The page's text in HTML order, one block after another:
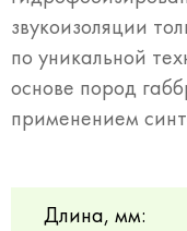
звукоизоляции
по уникальной
основе пород
применением
Длина, мм: